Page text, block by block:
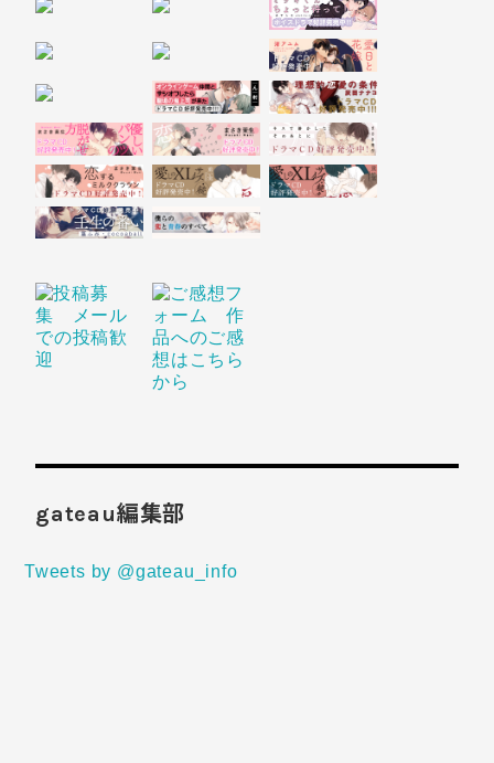
gateau編集部
Tweets by @gateau_info